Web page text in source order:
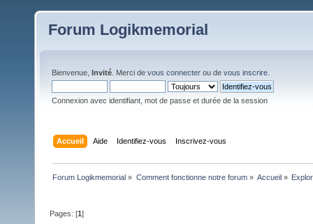
Forum Logikmemorial
Bienvenue, Invité . Merci de vous connecter ou de vous inscrire
Connexion avec identifiant, mot de passe et durée de la session
Accueil Aide Identifiez-vous Inscrivez-vous
Forum Logikmemorial » Comment fonctionne notre forum» Accueil»
Pages: [1]